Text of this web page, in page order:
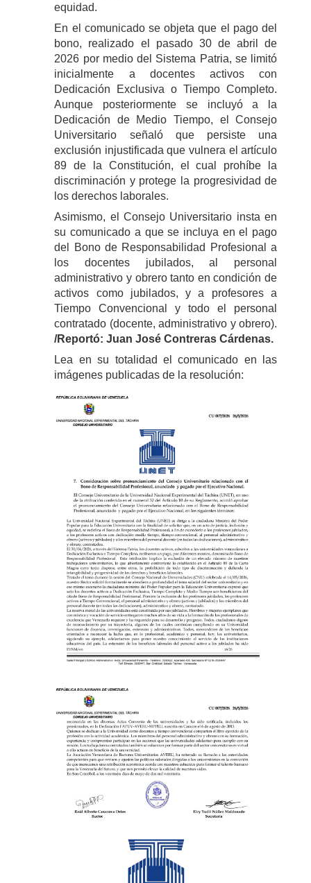
equidad.
En el comunicado se objeta que el pago del
bono, realizado el pasado 30 de abril de
2026 por medio del Sistema Patria, se limitó
inicialmente a docentes activos con
Dedicación Exclusiva o Tiempo Completo.
Aunque posteriormente se incluyó a la
Dedicación de Medio Tiempo, el Consejo
Universitario señaló que persiste una
exclusión injustificada que vulnera el artículo
89 de la Constitución, el cual prohíbe la
discriminación y protege la progresividad de
los derechos laborales.
Asimismo, el Consejo Universitario insta en
su comunicado a que se incluya en el pago
del Bono de Responsabilidad Profesional a
los docentes jubilados, al personal
administrativo y obrero tanto en condición de
activos como jubilados, y a profesores a
Tiempo Convencional y todo el personal
contratado (docente, administrativo y obrero).
/Reportó: Juan José Contreras Cárdenas.
Lea en su totalidad el comunicado en las
imágenes publicadas de la resolución: